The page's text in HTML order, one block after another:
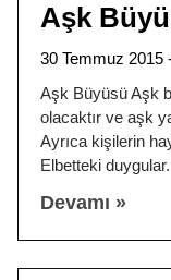
Aşk
30 Temmuz 2015
Aşk Büyüsü Aşk
olacaktır ve aşk
Ayrıca kişilerin
Elbetteki duygular
Devamı »